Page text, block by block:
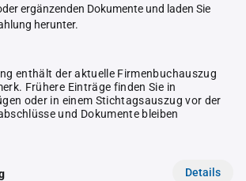
ergänzenden Dokumente und laden Sie
herunter.
enthält der aktuelle Firmenbuchauszug
Frühere Einträge finden Sie in
oder in einem Stichtagsauszug vor der
und Dokumente bleiben
Details